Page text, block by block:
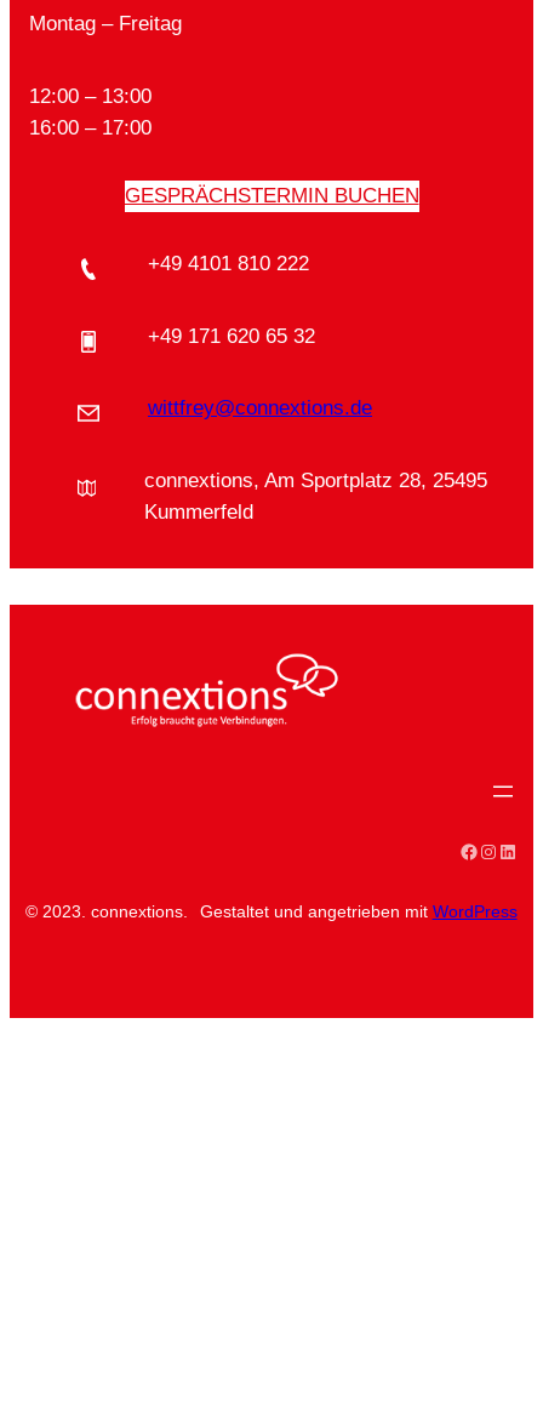
Montag – Freitag
12:00 – 13:00
16:00 – 17:00
GESPRÄCHSTERMIN BUCHEN
+49 4101 810 222
+49 171 620 65 32
wittfrey@connextions.de
connextions, Am Sportplatz 28, 25495
Kummerfeld
Facebook
© 2023. connextions. Gestaltet und angetrieben mit WordPress